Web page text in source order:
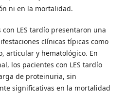
ni en la mortalidad.
con LES tardío presentaron una
clínicas típicas como
articular y hematológico. En
los pacientes con LES tardío
de proteinuria, sin
significativas en la mortalidad